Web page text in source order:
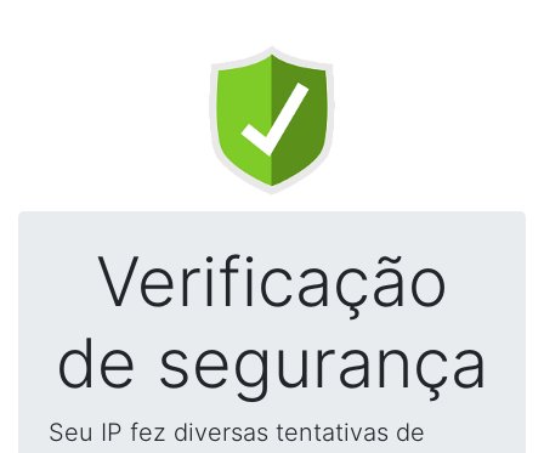
Verificação
de segurança
Seu IP fez diversas tentativas de